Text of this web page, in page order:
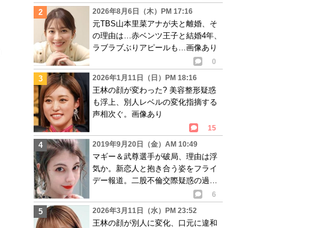
2026年8月6日（木）PM 17:16
元TBS山本里菜アナが夫と離婚、そ
の理由は…赤ベンツ王子と結婚4年、
ラブラブぶりアピールも…画像あり
0
2026年1月11日（日）PM 18:16
王林の顔が変わった? 美容整形疑惑
も浮上、別人レベルの変化指摘する
声相次ぐ。画像あり
15
2019年9月20日（金）AM 10:49
マギー＆武尊選手が破局、理由は浮
気か。新恋人と抱き合う姿をフライ
デー報道。二股不倫交際疑惑の過去
6
2026年3月11日（水）PM 23:52
王林の顔が別人に変化、口元に違和